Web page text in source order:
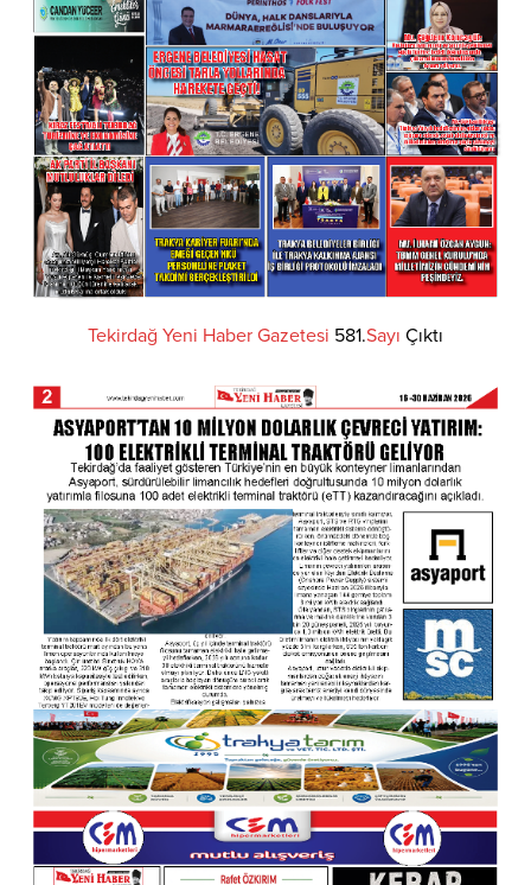
Tekirdağ Yeni Haber Gazetesi 581.Sayı Çıktı